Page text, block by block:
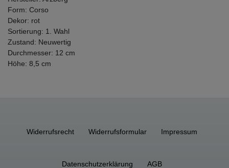
Form: Corso
Dekor: rot
Sortierung: 1. Wahl
Zustand: Neuwertig
Durchmesser: 12 cm
Höhe: 8,5 cm
Widerrufs­recht Widerrufs­formular Impressum
Daten­schutz­erklärung AGB